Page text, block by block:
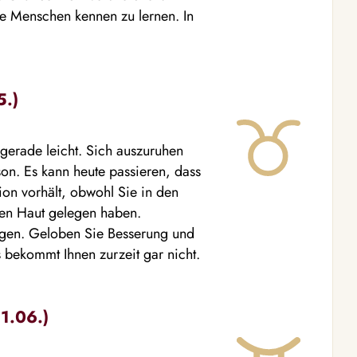
Menschen kennen zu lernen. In
leicht. Sich auszuruhen
Es kann heute passieren, dass
vorhält, obwohl Sie in den
Haut gelegen haben.
Geloben Sie Besserung und
Ihnen zurzeit gar nicht.